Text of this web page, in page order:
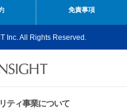
免責事項
Inc. All Rights Reserved.
ティ事業について